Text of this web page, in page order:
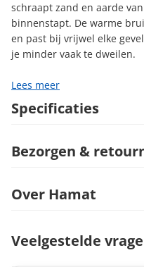
Lees meer
schraapt zand en aarde
binnenstapt. De warme
en past bij vrijwel elke
je minder vaak te dweilen.
Specificaties
Bezorgen &
Over Hamat
Veelgestelde